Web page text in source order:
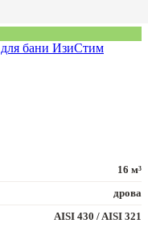
бани ИзиСтим
16 м³
дрова
AISI 430 / AISI 321